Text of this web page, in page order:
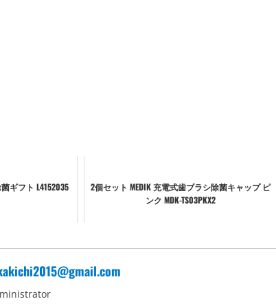
ギフト L4152035
2個セット MEDIK 充電式歯ブラシ除菌キャップ ピ
ンク MDK-TS03PKX2